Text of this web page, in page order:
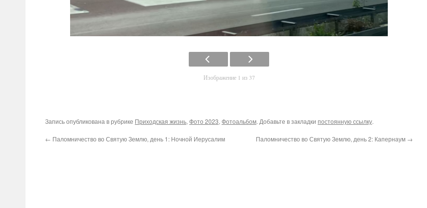
Изображение 1 из 37
Запись опубликована в рубрике Приходская жизнь, Фото 2023, Фотоальбом. Добавьте в закладки постоянную ссылку.
← Паломничество во Святую Землю, день 1: Ночной Иерусалим Паломничество во Святую Землю, день 2: Капернаум →